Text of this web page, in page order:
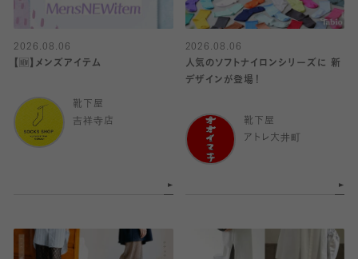
2026.08.06
【🆕】メンズアイテム
靴下屋
吉祥寺店
2026.08.06
人気のソフトナイロンシリーズに 新
デザインが登場！
靴下屋
アトレ大井町